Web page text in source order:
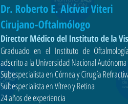
Dr. Roberto E. Alcívar Viteri
Cirujano-Oftalmólogo
Director Médico del Instituto de la
Graduado en el Instituto de
adscrito a la Universidad Nacional
Subespecialista en Córnea y Cirugía
Subespecialista en Vítreo y Retina
24 años de experiencia